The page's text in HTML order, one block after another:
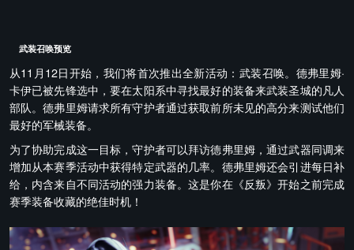
武装召唤预览
从11月12日开始，我们将首次推出全新活动：武装召唤。德弗里姆·
卡伊已被先锋选中，要在太阳系中寻找最好的装备来武装圣城的凡人
部队。德弗里姆请求所有守护者通过获取前所未见的高分来测试他们
最好的军械装备。
为了协助完成这一目标，守护者可以拜访德弗里姆，通过武器同调来
增加从本赛季活动中获得特定武器的几率。德弗里姆还会引进每日补
给，内含来自不同活动的强力装备。这是你在《反叛》开始之前完成
赛季装备收藏的绝佳时机！